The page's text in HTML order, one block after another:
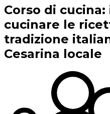
Corso di cucina:
cucinare le
tradizione
Cesarina locale